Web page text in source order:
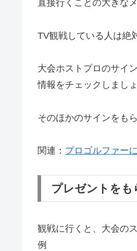
直接行くことの大きな
TV観戦している人は絶
大会ホストプロのサイ
情報をチェックしましょ
そのほかのサインをも
関連： プロゴルファー
プレゼントを
観戦に行くと、大会の
例